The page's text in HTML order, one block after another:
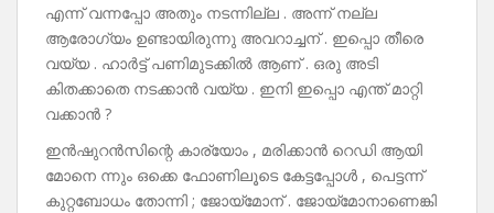
എന്ന്‌ വന്നപ്പോ അതും നടന്നില്ല . അന്ന് നല്ല
ആരോഗ്യം ഉണ്ടായിരുന്നു അവറാച്ചന് . ഇപ്പൊ തീരെ
വയ്യ . ഹാർട്ട് പണിമുടക്കിൽ ആണ് . ഒരു അടി
കിതക്കാതെ നടക്കാൻ വയ്യ . ഇനി ഇപ്പൊ എന്ത് മാറ്റി
വക്കാൻ ?
ഇൻഷുറൻസിന്റെ കാര്യോം , മരിക്കാൻ റെഡി ആയി
മോനെ ന്നും ഒക്കെ ഫോണിലൂടെ കേട്ടപ്പോൾ , പെട്ടന്ന്
കുറ്റബോധം തോന്നി ; ജോയ്മോന് . ജോയ്മോനാണെങ്കി